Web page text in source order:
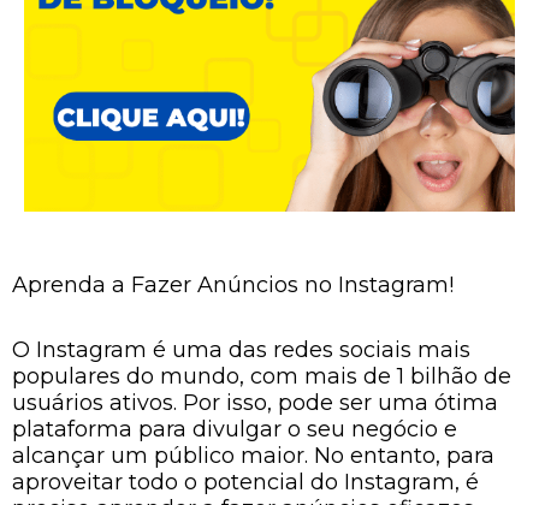
Aprenda a Fazer Anúncios no Instagram!
O Instagram é uma das redes sociais mais
populares do mundo, com mais de 1 bilhão de
usuários ativos. Por isso, pode ser uma ótima
plataforma para divulgar o seu negócio e
alcançar um público maior. No entanto, para
aproveitar todo o potencial do Instagram, é